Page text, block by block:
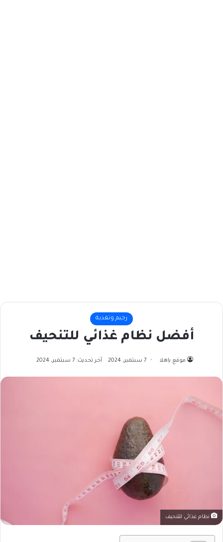
رجيم وتغذية
أفضل نظام غذائي للتنحيف
موقع ياهلا 7 سبتمبر، 2024 آخر تحديث: 7 سبتمبر، 2024
نظام غذائي للتنحيف